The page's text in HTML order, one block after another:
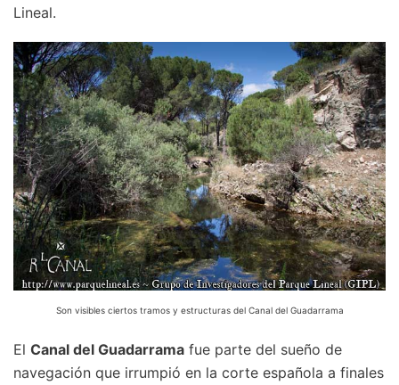
Lineal.
Son visibles ciertos tramos y estructuras del Canal del Guadarrama
El Canal del Guadarrama fue parte del sueño de
navegación que irrumpió en la corte española a finales